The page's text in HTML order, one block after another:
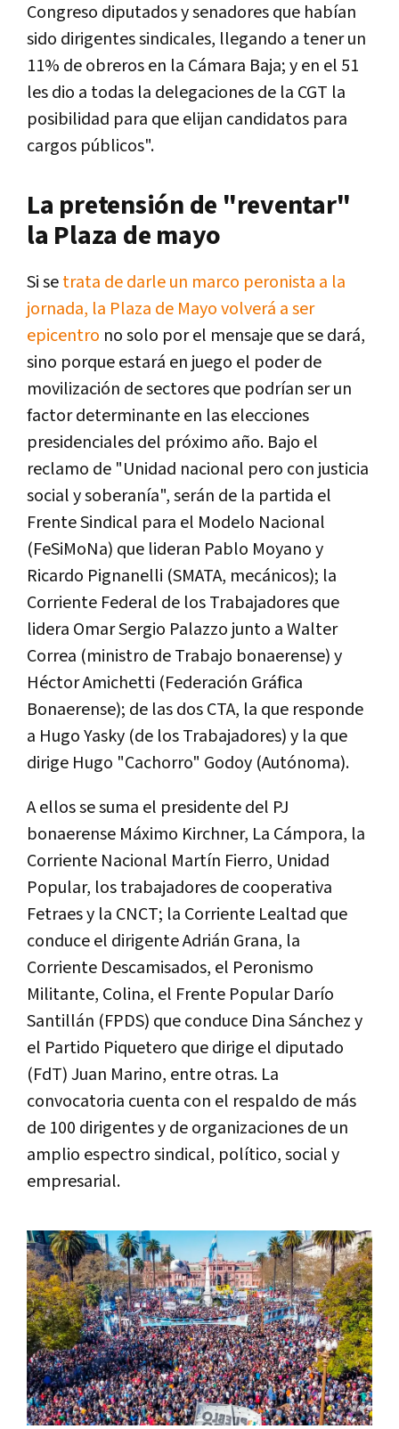
Congreso diputados y senadores que habían
sido dirigentes sindicales, llegando a tener un
11% de obreros en la Cámara Baja; y en el 51
les dio a todas la delegaciones de la CGT la
posibilidad para que elijan candidatos para
cargos públicos".
La pretensión de "reventar"
la Plaza de mayo
Si setrata de darle un marco peronista a la
jornada, la Plaza de Mayo volverá a ser
epicentro no solo por el mensaje que se dará,
sino porque estará en juego el poder de
movilización de sectores que podrían ser un
factor determinante en las elecciones
presidenciales del próximo año. Bajo el
reclamo de "Unidad nacional pero con justicia
social y soberanía", serán de la partida el
Frente Sindical para el Modelo Nacional
(FeSiMoNa) que lideran Pablo Moyano y
Ricardo Pignanelli (SMATA, mecánicos); la
Corriente Federal de los Trabajadores que
lidera Omar Sergio Palazzo junto a Walter
Correa (ministro de Trabajo bonaerense) y
Héctor Amichetti (Federación Gráfica
Bonaerense); de las dos CTA, la que responde
a Hugo Yasky (de los Trabajadores) y la que
dirige Hugo "Cachorro" Godoy (Autónoma).
A ellos se suma el presidente del PJ
bonaerense Máximo Kirchner, La Cámpora, la
Corriente Nacional Martín Fierro, Unidad
Popular, los trabajadores de cooperativa
Fetraes y la CNCT; la Corriente Lealtad que
conduce el dirigente Adrián Grana, la
Corriente Descamisados, el Peronismo
Militante, Colina, el Frente Popular Darío
Santillán (FPDS) que conduce Dina Sánchez y
el Partido Piquetero que dirige el diputado
(FdT) Juan Marino, entre otras. La
convocatoria cuenta con el respaldo de más
de 100 dirigentes y de organizaciones de un
amplio espectro sindical, político, social y
empresarial.